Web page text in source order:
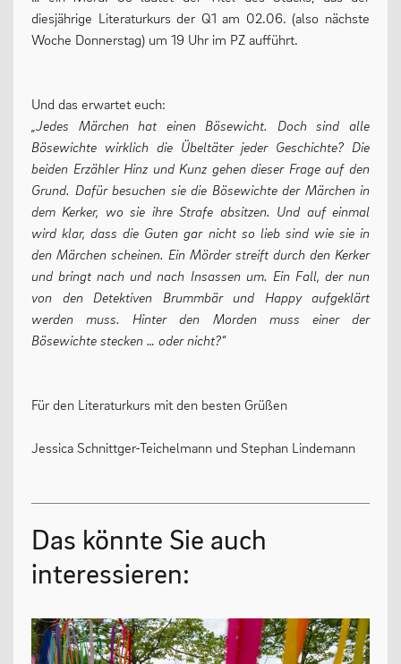
Oberstufe
Fordern & Fördern
SERVICE
Krankmeldung
diesjährige Literaturkurs der Q1 am 02.06. (also nächste
Woche Donnerstag) um 19 Uhr im PZ aufführt.
Und das erwartet euch:
„Jedes Märchen hat einen Bösewicht. Doch sind alle
Bösewichte wirklich die Übeltäter jeder Geschichte? Die
beiden Erzähler Hinz und Kunz gehen dieser Frage auf den
Grund. Dafür besuchen sie die Bösewichte der Märchen in
dem Kerker, wo sie ihre Strafe absitzen. Und auf einmal
wird klar, dass die Guten gar nicht so lieb sind wie sie in
den Märchen scheinen. Ein Mörder streift durch den Kerker
und bringt nach und nach Insassen um. Ein Fall, der nun
von den Detektiven Brummbär und Happy aufgeklärt
werden muss. Hinter den Morden muss einer der
Bösewichte stecken … oder nicht?“
Für den Literaturkurs mit den besten Grüßen
Jessica Schnittger-Teichelmann und Stephan Lindemann
Das könnte Sie auch
interessieren: